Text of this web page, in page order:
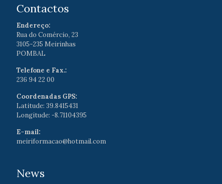
Contactos
Endereço:
Rua do Comércio, 23
3105-235 Meirinhas
POMBAL
Telefone e Fax.:
236 94 22 00
Coordenadas GPS:
Latitude: 39.8415431
Longitude: -8.71104395
E-mail:
meiriformacao@hotmail.com
News